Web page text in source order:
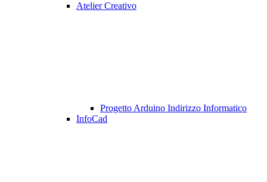
Atelier Creativo
Progetto Arduino Indirizzo Informatico
InfoCad